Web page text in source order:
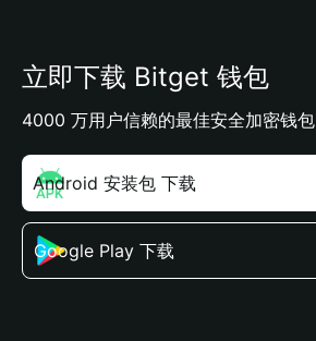
立即下载 Bitget 钱包
4000 万用户信赖的最佳安全加密钱包
Android 安装包 下载
Google Play 下载